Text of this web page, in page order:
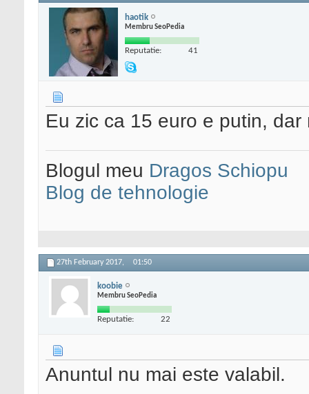
haotik
Membru SeoPedia
Reputatie: 41
Eu zic ca 15 euro e putin,
Blogul meu Dragos Schiopu
Blog de tehnologie
27th February 2017, 01:50
koobie
Membru SeoPedia
Reputatie: 22
Anuntul nu mai este valabil.